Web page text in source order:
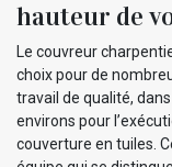
hauteur de
Le couvreur
choix pour de
travail de qualité,
environs pour
couverture en tuiles.